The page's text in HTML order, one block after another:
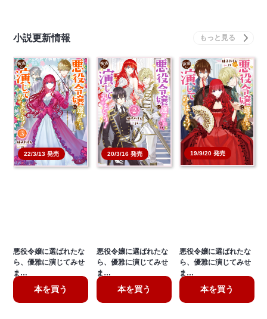
小説更新情報
22/3/13 発売
悪役令嬢に選ばれたな
ら、優雅に演じてみせ
ま…
本を買う
20/3/16 発売
悪役令嬢に選ばれたな
ら、優雅に演じてみせ
ま…
本を買う
19/9/20 発売
悪役令嬢に選ばれたな
ら、優雅に演じてみせ
ま…
本を買う